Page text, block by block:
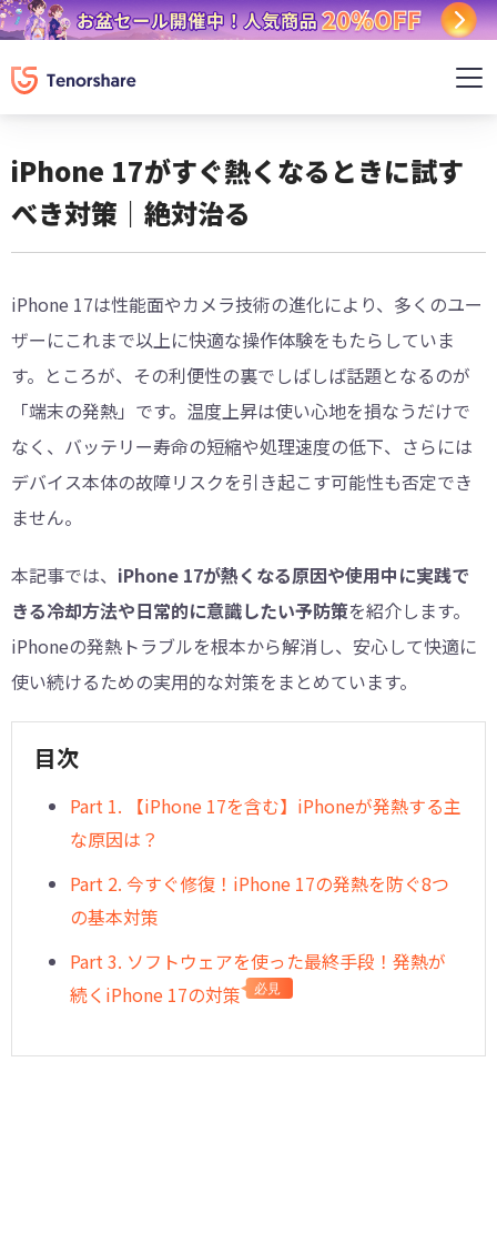
iPhone 17がすぐ熱くなるときに試す
べき対策｜絶対治る
iPhone 17は性能面やカメラ技術の進化により、多くのユー
ザーにこれまで以上に快適な操作体験をもたらしていま
す。ところが、その利便性の裏でしばしば話題となるのが
「端末の発熱」です。温度上昇は使い心地を損なうだけで
なく、バッテリー寿命の短縮や処理速度の低下、さらには
デバイス本体の故障リスクを引き起こす可能性も否定でき
ません。
本記事では、 iPhone 17が熱くなる原因や使用中に実践で
きる冷却方法や日常的に意識したい予防策を紹介します。
iPhoneの発熱トラブルを根本から解消し、安心して快適に
使い続けるための実用的な対策をまとめています。
目次
Part 1. 【iPhone 17を含む】iPhoneが発熱する主
な原因は？
Part 2. 今すぐ修復！iPhone 17の発熱を防ぐ8つ
の基本対策
Part 3. ソフトウェアを使った最終手段！発熱が
続くiPhone 17の対策
必見